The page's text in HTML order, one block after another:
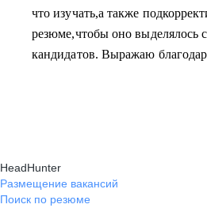
что изучать,а также
резюме,чтобы оно выделялось
кандидатов. Выражаю
HeadHunter
Размещение вакансий
Поиск по резюме